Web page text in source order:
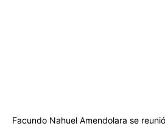
Facundo Nahuel Amendolara se